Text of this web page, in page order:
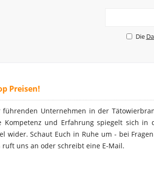
Die
Preisen!
führenden Unternehmen in der
Kompetenz und Erfahrung spiegelt sich
wider. Schaut Euch in Ruhe um - bei
uns an oder schreibt eine E-Mail.